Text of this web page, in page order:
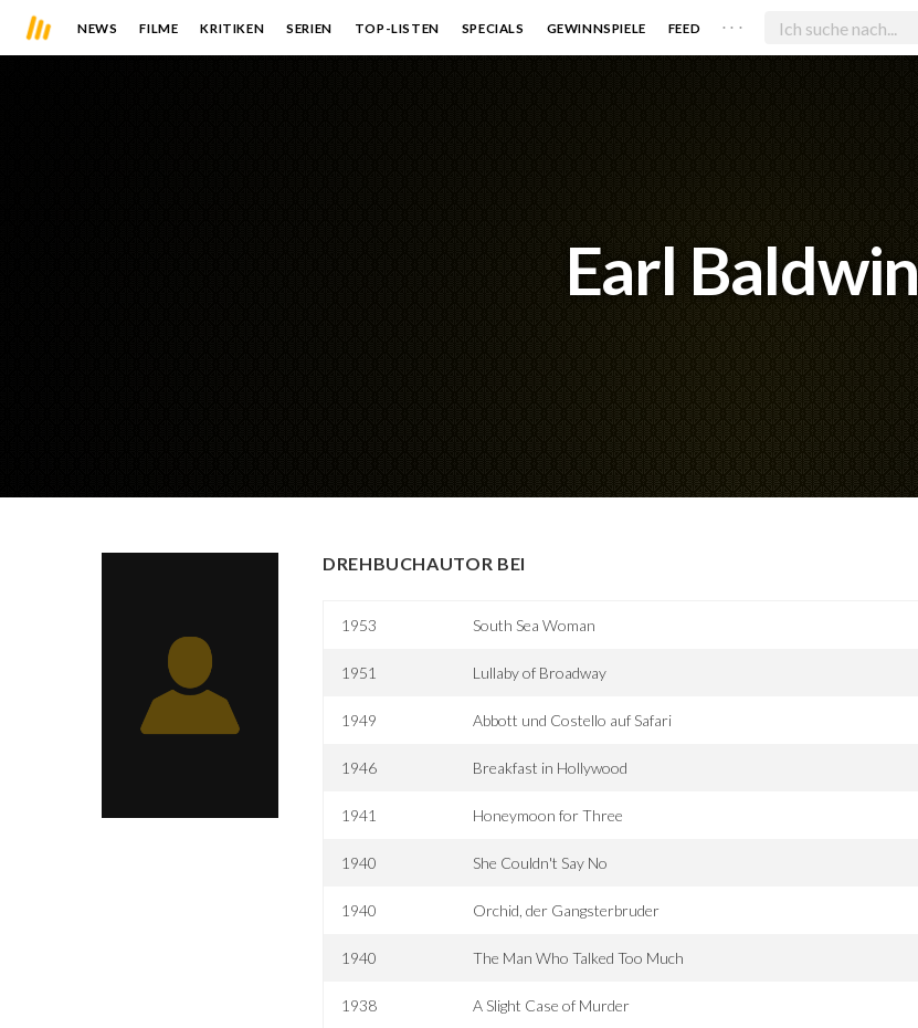
NEWS FILME KRITIKEN SERIEN TOP-LISTEN SPECIALS GEWINNSPIELE FEED . . .
Earl Baldwin
DREHBUCHAUTOR BEI
1953 South Sea Woman
1951 Lullaby of Broadway
1949 Abbott und Costello auf Safari
1946 Breakfast in Hollywood
1941 Honeymoon for Three
1940 She Couldn't Say No
1940 Orchid, der Gangsterbruder
1940 The Man Who Talked Too Much
1938 A Slight Case of Murder